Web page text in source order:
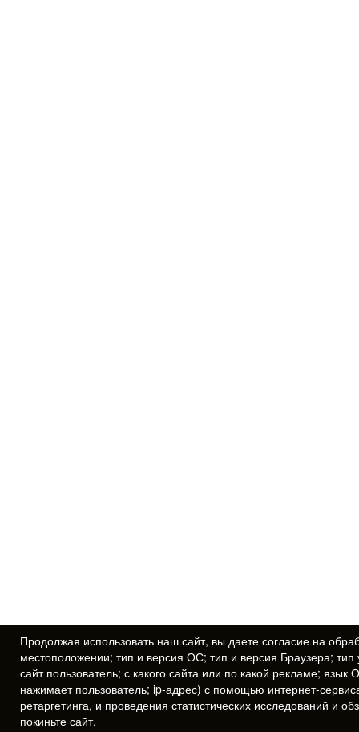
Продолжая использовать наш сайт, вы даете согласие на
местоположении; тип и версия ОС; тип и версия Браузера;
сайт пользователь; с какого сайта или по какой рекламе;
нажимает пользователь; ip-адрес) с помощью интернет-
ретаргетинга, и проведения статистических исследований и
покиньте сайт.